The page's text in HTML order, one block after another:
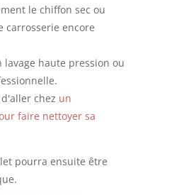
le chiffon sec ou
carrosserie encore
haute pression ou
chez un
faire nettoyer sa
pourra ensuite être